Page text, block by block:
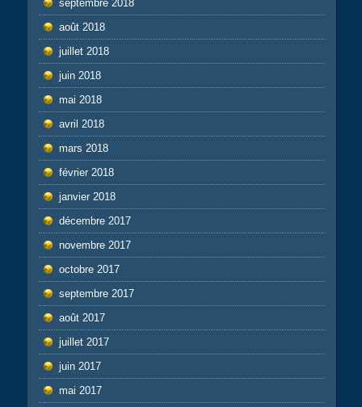
septembre 2018
août 2018
juillet 2018
juin 2018
mai 2018
avril 2018
mars 2018
février 2018
janvier 2018
décembre 2017
novembre 2017
octobre 2017
septembre 2017
août 2017
juillet 2017
juin 2017
mai 2017